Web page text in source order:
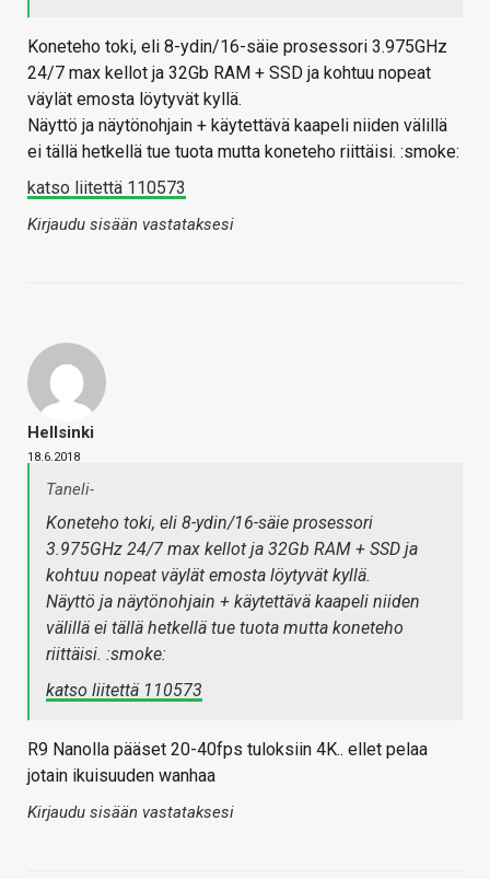
Koneteho toki, eli 8-ydin/16-säie prosessori 3.975GHz
24/7 max kellot ja 32Gb RAM + SSD ja kohtuu nopeat
väylät emosta löytyvät kyllä.
Näyttö ja näytönohjain + käytettävä kaapeli niiden välillä
ei tällä hetkellä tue tuota mutta koneteho riittäisi. :smoke:
katso liitettä 110573
Kirjaudu sisään vastataksesi
Hellsinki
18.6.2018
Taneli-
Koneteho toki, eli 8-ydin/16-säie prosessori
3.975GHz 24/7 max kellot ja 32Gb RAM + SSD ja
kohtuu nopeat väylät emosta löytyvät kyllä.
Näyttö ja näytönohjain + käytettävä kaapeli niiden
välillä ei tällä hetkellä tue tuota mutta koneteho
riittäisi. :smoke:
katso liitettä 110573
R9 Nanolla pääset 20-40fps tuloksiin 4K.. ellet pelaa
jotain ikuisuuden wanhaa
Kirjaudu sisään vastataksesi